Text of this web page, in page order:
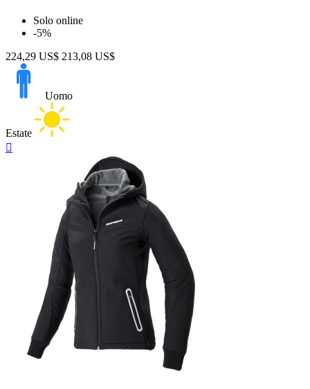
Solo online
-5%
224,29 US$ 213,08 US$
Uomo
Estate
